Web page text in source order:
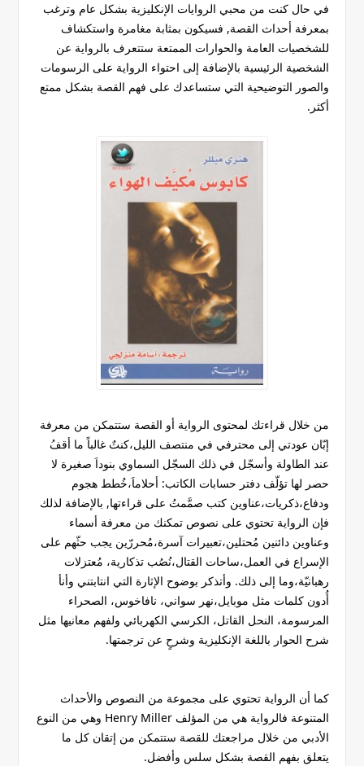
في حال كنت من محبي الروايات الإنكليزية بشكل عام وترغب
بمعرفة أحداث القصة, فسيكون بمثابة مغامرة واستكشاف
للشخصيات العامة والحوارات الممتعة ستتعرف بالرواية عن
الشخصية الرئيسية بالإضافة إلى احتواء الرواية على الرسومات
والصور التوضيحية التي ستساعدك على فهم القصة بشكل ممتع
أكثر.
من خلال قراءتك لمحتوى الرواية أو القصة ستتمكن من معرفة
إبّان عودتي إلى محترفي في منتصف الليل،كنتٌ غالباً ما أقفُ
عند الطاولة وأسجّل في ذلك السجّل السماوي بنوداَ صغيرة لا
حصر لها تؤلّف دفتر حسابات الكاتب: أحلاماَ،خُطط هجوم
ودفاع،ذكريات،عناوين كتب صمَّمتُ على قراءتها, بالإضافة لذلك
فإن الرواية تحتوي على نصوص تمكنك من معرفة أسماء
وعناوين دائنين مُحتلين،تعبيرات آسرة،مُحررّين يجب حثّهم على
الإسراع في العمل،ساحات القتال،نُصُب تذكارية، مُعتزلات
رهبانيّة،وما إلى ذلك. وأتذكر بوضوح الإثارة التي انتابتني وأنأ
أُدون كلمات مثل موبايل،نهر سواني، نافاخوس، الصحراء
المرسومة، النحل القاتل، الكرسي الكهربائي ولفهم معانيها مثل
شرح الحوار باللغة الإنكليزية وشرحٍ عن ترجمتها.
كما أن الرواية تحتوي على مجموعة من النصوص والأحداث
المتنوعة فالرواية هي من المؤلف Henry Miller وهي من النوع
الأدبي من خلال مراجعتك للقصة ستتمكن من إتقان كل ما
يتعلق بفهم القصة بشكل سلس وأفضل.